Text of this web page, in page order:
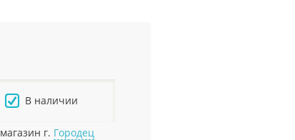
В наличии
магазин г. Городец